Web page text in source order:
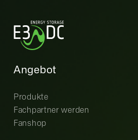
Angebot
Produkte
Fachpartner werden
Fanshop